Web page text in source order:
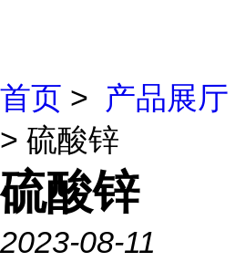
首页 > 产品展厅
> 硫酸锌
硫酸锌
2023-08-11